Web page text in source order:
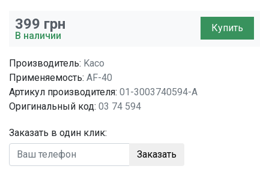
399 грн
В наличии
Купить
Производитель: Kaco
Применяемость: AF-40
Артикул производителя: 01-3003740594-A
Оригинальный код: 03 74 594
Заказать в один клик:
Заказать